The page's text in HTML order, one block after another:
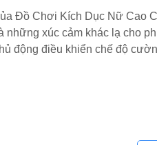
Đồ Chơi Kích Dục Nữ Cao
những xúc cảm khác lạ cho
động điều khiển chế độ